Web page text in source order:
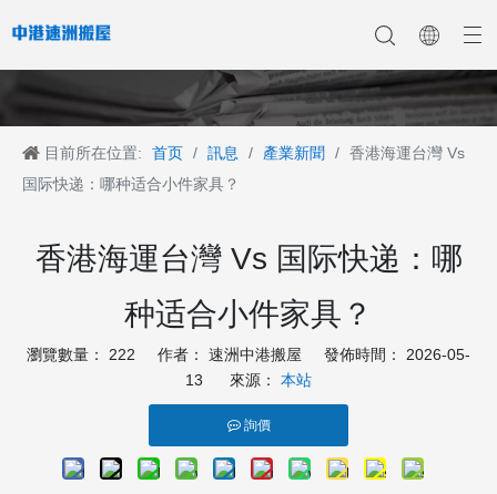
目前所在位置: 首页 / 訊息 / 產業新聞 / 香港海運台灣 Vs
国际快递：哪种适合小件家具？
香港海運台灣 Vs 国际快递：哪
种适合小件家具？
瀏覽數量： 222 作者： 速洲中港搬屋 發佈時間： 2026-05-
13 來源： 本站
詢價